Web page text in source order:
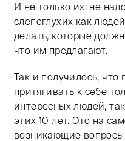
И не только их: не
слепоглухих как
делать, которые
что им предлагают.
Так и получилось, что
притягивать к себе
интересных людей,
этих 10 лет. Это на
возникающие